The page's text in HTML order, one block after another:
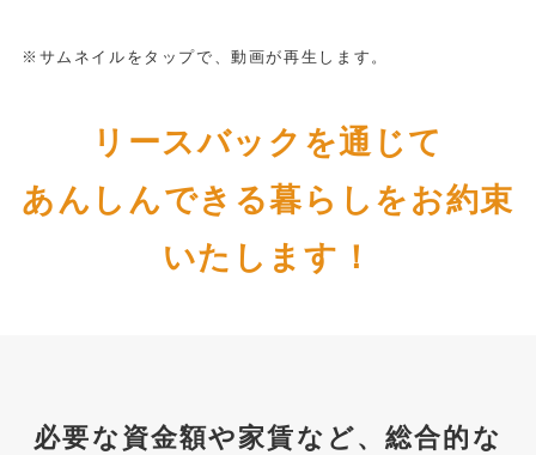
※サムネイルをタップで、動画が再生します。
リースバックを通じて
あんしんできる暮らしをお約束
いたします！
必要な資金額や家賃など、総合的な